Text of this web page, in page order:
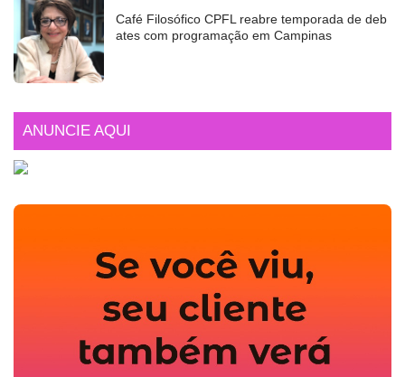
Café Filosófico CPFL reabre temporada de deb
ates com programação em Campinas
ANUNCIE AQUI